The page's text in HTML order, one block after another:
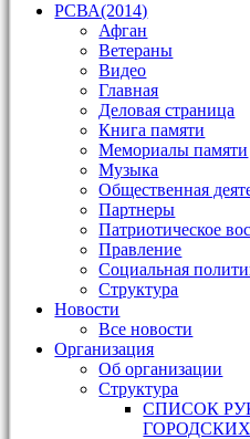
РСВА(2014)
Афган
Ветераны
Видео
Главная
Деловая страница
Книга памяти
Мемориалы памяти
Музыка
Общественная
Партнеры
Патриотическое
Правление
Социальная
Структура
Новости
Все новости
Организация
Об организации
Структура
СПИСОК